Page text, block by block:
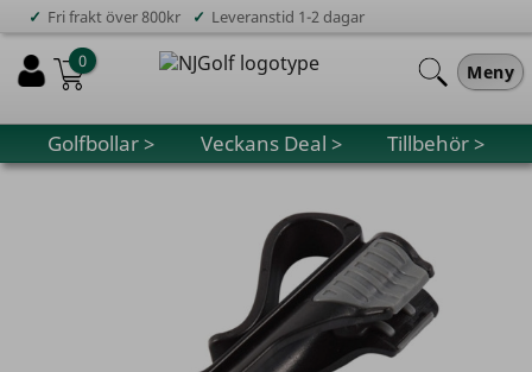
✓ Fri frakt över 800kr ✓ Leveranstid 1-2 dagar
Meny
0
Golfbollar > Veckans Deal > Tillbehör >